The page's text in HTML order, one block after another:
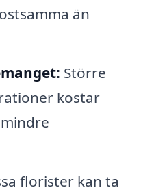
än
Större
kostar
florister kan ta